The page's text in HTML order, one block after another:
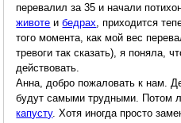
перевалил за 35 и начали
животе ибедрах , приходится
того момента, как мой вес
тревоги так сказать), я поняла,
действовать.
Анна, добро пожаловать к нам.
будут самыми трудными. Потом
капусту. Хотя иногда просто